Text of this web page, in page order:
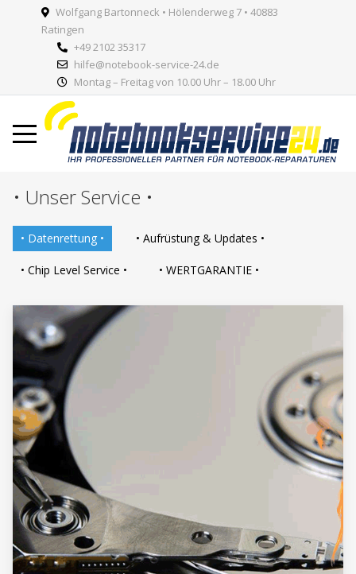
Wolfgang Bartonneck • Hölenderweg 7 • 40883
Ratingen
+49 2102 35317
hilfe@notebook-service-24.de
Montag – Freitag von 10.00 Uhr – 18.00 Uhr
• Unser Service •
• Datenrettung • • Aufrüstung & Updates •
• Chip Level Service • • WERTGARANTIE •